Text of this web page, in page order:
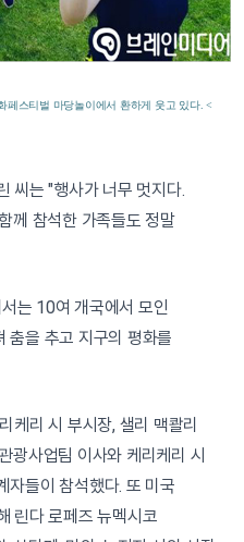
스티벌 마당놀이에서 환하게 웃고 있다. <
씨는 "행사가 너무 멋지다.
께 참석한 가족들도 정말
는 10여 개국에서 모인
춤을 추고 지구의 평화를
케리 시 부시장, 샐리 맥콸리
광사업팀 이사와 케리케리 시
자들이 참석했다. 또 미국
린다 로페즈 뉴멕시코